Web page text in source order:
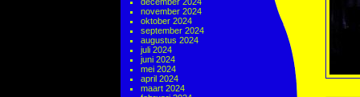
november 2024
oktober 2024
september 2024
augustus 2024
juli 2024
juni 2024
mei 2024
april 2024
maart 2024